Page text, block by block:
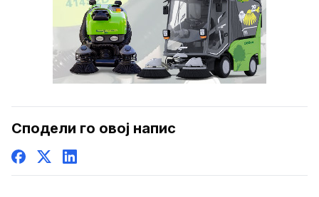
Сподели го овој напис